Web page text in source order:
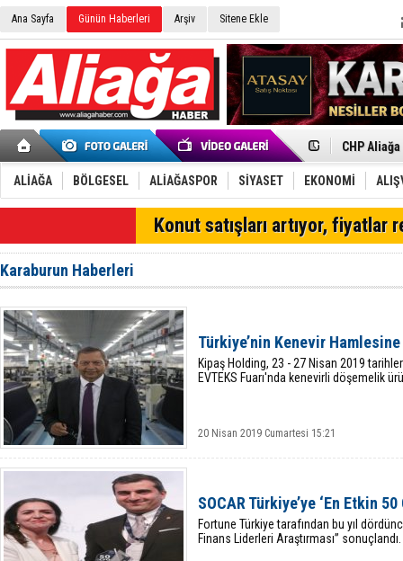
Ana Sayfa Günün Haberleri Arşiv Sitene Ekle
İzmir'in
Çağrısı
Onat
Menemen
Aliağa'da
Furkan
Chp
AK Parti
Alto,
Chp
ALİAĞA BÖLGESEL ALİAĞASPOR SİYASET EKONOMİ
Konut satışları artıyor, fiyatlar
Karaburun Haberleri
Türkiye’nin Kenevir
Kipaş Holding, 23 - 27 Nisan 2019
EVTEKS Fuarı'nda kenevirli döşemelik
20 Nisan 2019 Cumartesi 15:21
SOCAR Türkiye’ye ‘En Etkin 50
Fortune Türkiye tarafından bu yıl
Finans Liderleri Araştırması” sonuçlandı.